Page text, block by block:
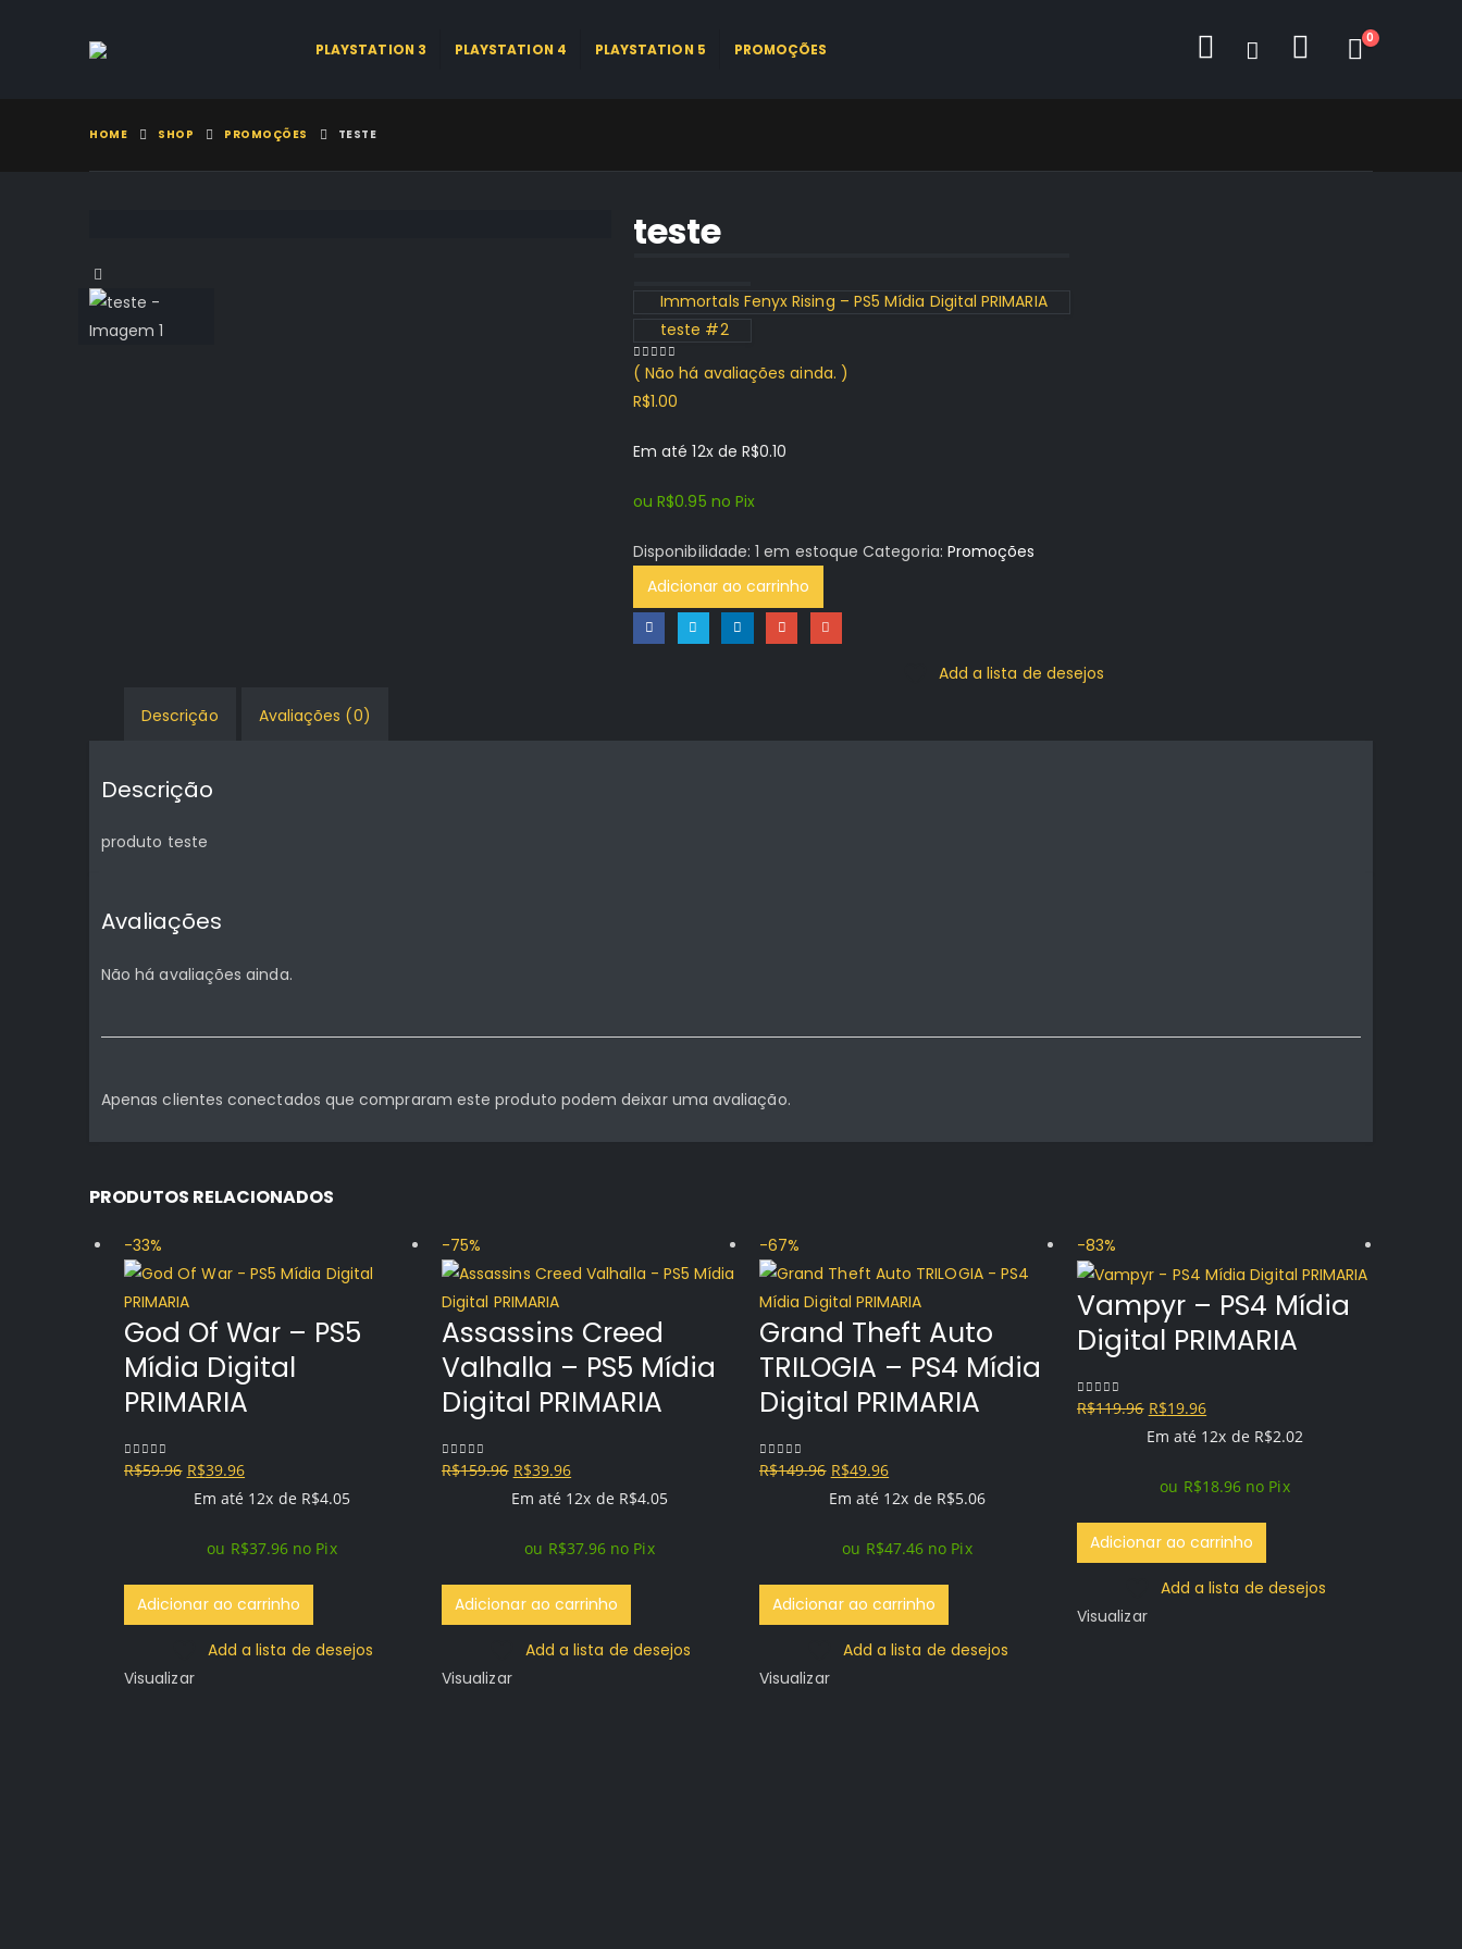
PLAYSTATION 3 PLAYSTATION 4 PLAYSTATION 5 PROMOÇÕES
0
HOME SHOP PROMOÇÕES TESTE
teste
Immortals Fenyx Rising – PS5 Mídia Digital PRIMARIA
teste #2
0 out of 5
( Não há avaliações ainda. )
R$1.00
Em até 12x de R$0.10
ou R$0.95 no Pix
Disponibilidade:1 em estoque Categoria: Promoções
Adicionar ao carrinho
Add a lista de desejos
Descrição
Avaliações (0)
Descrição
produto teste
Avaliações
Não há avaliações ainda.
Apenas clientes conectados que compraram este produto podem deixar uma avaliação.
PRODUTOS RELACIONADOS
-33%
God Of War – PS5
Mídia Digital
PRIMARIA
0out of 5
R$59.96 O
preço
era:
R$59.96.
R$39.96O
preço
é:
R$39.96.
Em até 12x de R$4.05
ou R$37.96 no Pix
Adicionar ao carrinho
Add a lista de desejos
Visualizar
-75%
Assassins Creed
Valhalla – PS5 Mídia
Digital PRIMARIA
0out of 5
R$159.96 O
preço
era:
R$159.96.
R$39.96O
preço
é:
R$39.96.
Em até 12x de R$4.05
ou R$37.96 no Pix
Adicionar ao carrinho
Add a lista de desejos
Visualizar
-67%
Grand Theft Auto
TRILOGIA – PS4 Mídia
Digital PRIMARIA
0out of 5
R$149.96 O
preço
era:
R$149.96.
R$49.96O
preço
é:
R$49.96.
Em até 12x de R$5.06
ou R$47.46 no Pix
Adicionar ao carrinho
Add a lista de desejos
Visualizar
-83%
Vampyr – PS4 Mídia
Digital PRIMARIA
0out of 5
R$119.96 O
preço
era:
R$119.96.
R$19.96O
preço
é:
R$19.96.
Em até 12x de R$2.02
ou R$18.96 no Pix
Adicionar ao carrinho
Add a lista de desejos
Visualizar